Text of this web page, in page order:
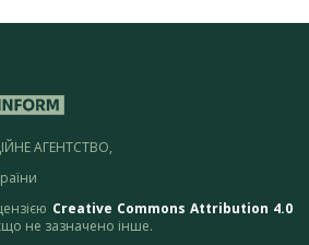
АГЕНТСТВО,
Creative Commons Attribution 4.0
не зазначено інше.